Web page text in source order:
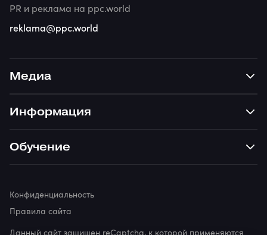
Медиа
Информация
Обучение
PR и реклама на ppc.world
reklama@ppc.world
Данный сайт защищен reCaptcha, к которой применяются
Конфиденциальность
Правила сайта